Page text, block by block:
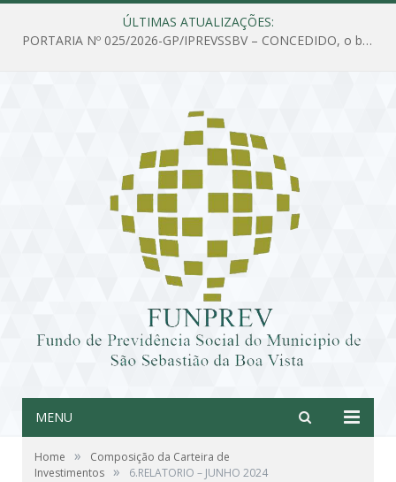
ÚLTIMAS ATUALIZAÇÕES:
PORTARIA Nº 025/2026-GP/IPREVSSBV – CONCEDIDO, o benefício de PENSÃO a MARIA ESTELA DOS SANTOS SOUZA
MENU
Home »
Composição da Carteira de
Investimentos » 6.RELATORIO – JUNHO 2024